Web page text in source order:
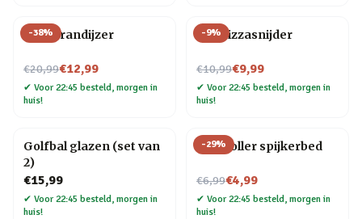
-38%
BBQ brandijzer
€20,99
Nu voor€12,99
✔ Voor 22:45 besteld, morgen in
huis!
-9%
Kat Pizzasnijder
€10,99
Nu voor€9,99
✔ Voor 22:45 besteld, morgen in
huis!
Golfbal glazen (set van
2)
€15,99
✔ Voor 22:45 besteld, morgen in
huis!
-29%
Controller spijkerbed
€6,99
Nu voor€4,99
✔ Voor 22:45 besteld, morgen in
huis!